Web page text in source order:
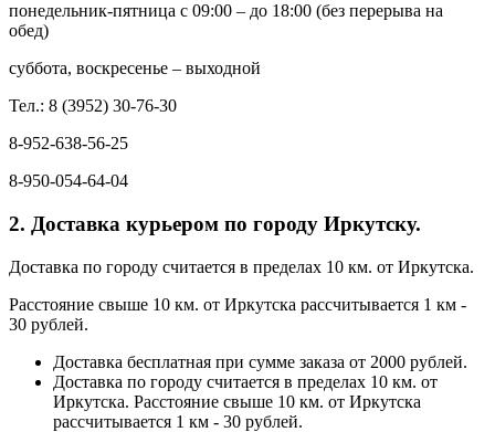
понедельник-пятница с 09:00 – до 18:00 (без перерыва на
обед)
суббота, воскресенье – выходной
Тел.: 8 (3952) 30-76-30
8-952-638-56-25
8-950-054-64-04
2. Доставка курьером по городу Иркутску.
Доставка по городу считается в пределах 10 км. от Иркутска.
Расстояние свыше 10 км. от Иркутска рассчитывается 1 км -
30 рублей.
Доставка бесплатная при сумме заказа от 2000 рублей.
Доставка по городу считается в пределах 10 км. от
Иркутска. Расстояние свыше 10 км. от Иркутска
рассчитывается 1 км - 30 рублей.